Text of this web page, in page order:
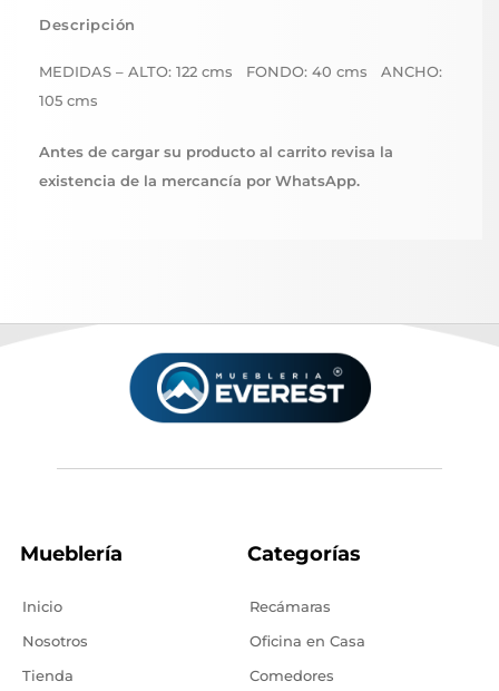
Descripción
MEDIDAS – ALTO: 122 cms FONDO: 40 cms ANCHO:
105 cms
Antes de cargar su producto al carrito revisa la
existencia de la mercancía por WhatsApp.
Mueblería
Inicio
Nosotros
Tienda
Categorías
Recámaras
Oficina en Casa
Comedores